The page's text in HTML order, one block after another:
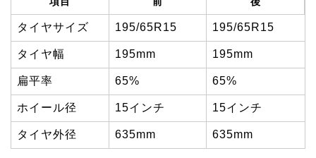
タイヤサイズ 195/65R15 195/65R15
タイヤ幅 195mm 195mm
扁平率 65% 65%
ホイール径 15インチ 15インチ
タイヤ外径 635mm 635mm